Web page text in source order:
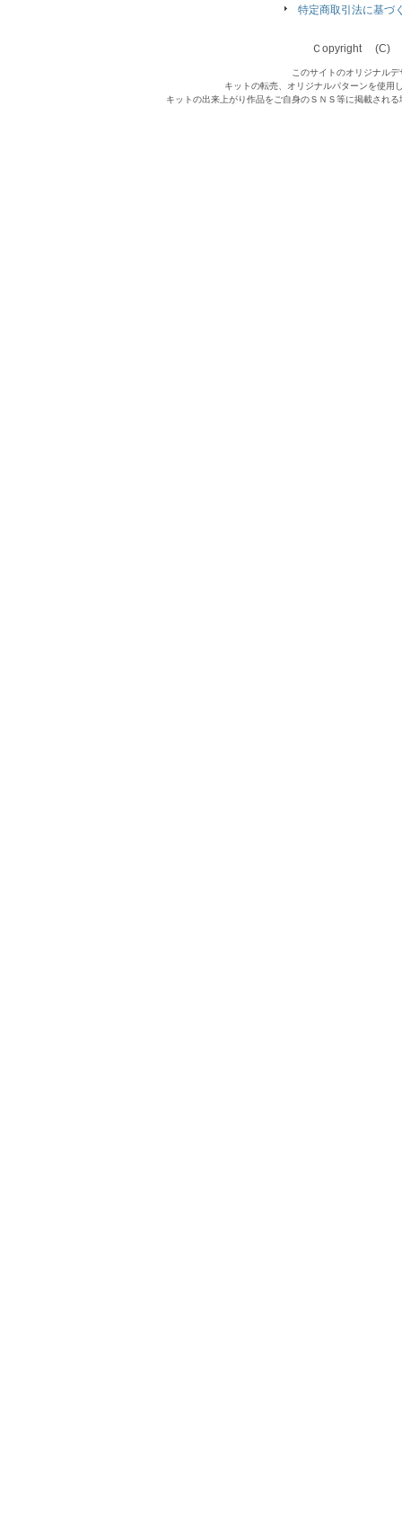
特定商取引法に基づ
Ｃopyright (C)
このサイトのオリジナル
キットの転売、オリジナルパターンを使用
キットの出来上がり作品をご自身のＳＮＳ等に掲載され